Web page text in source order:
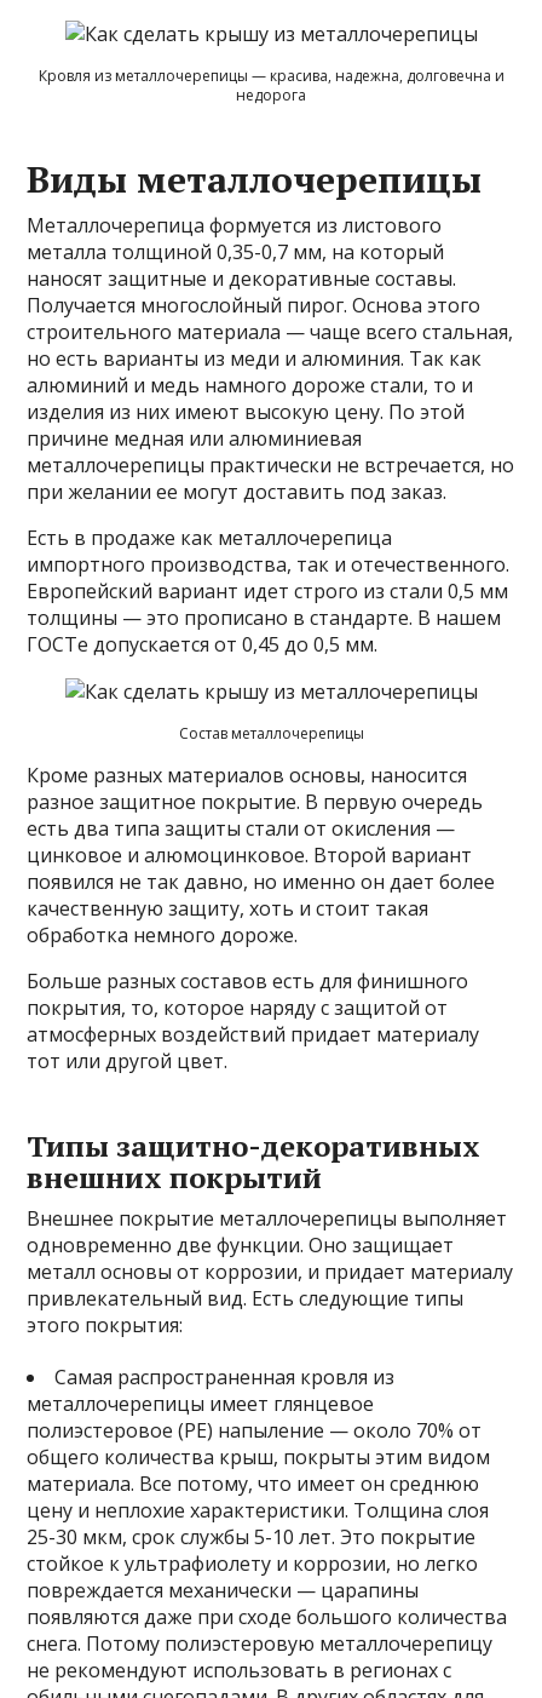
Кровля из металлочерепицы — красива, надежна, долговечна и
недорога
Виды металлочерепицы
Металлочерепица формуется из листового
металла толщиной 0,35-0,7 мм, на который
наносят защитные и декоративные составы.
Получается многослойный пирог. Основа этого
строительного материала — чаще всего стальная,
но есть варианты из меди и алюминия. Так как
алюминий и медь намного дороже стали, то и
изделия из них имеют высокую цену. По этой
причине медная или алюминиевая
металлочерепицы практически не встречается, но
при желании ее могут доставить под заказ.
Есть в продаже как металлочерепица
импортного производства, так и отечественного.
Европейский вариант идет строго из стали 0,5 мм
толщины — это прописано в стандарте. В нашем
ГОСТе допускается от 0,45 до 0,5 мм.
Состав металлочерепицы
Кроме разных материалов основы, наносится
разное защитное покрытие. В первую очередь
есть два типа защиты стали от окисления —
цинковое и алюмоцинковое. Второй вариант
появился не так давно, но именно он дает более
качественную защиту, хоть и стоит такая
обработка немного дороже.
Больше разных составов есть для финишного
покрытия, то, которое наряду с защитой от
атмосферных воздействий придает материалу
тот или другой цвет.
Типы защитно-декоративных
внешних покрытий
Внешнее покрытие металлочерепицы выполняет
одновременно две функции. Оно защищает
металл основы от коррозии, и придает материалу
привлекательный вид. Есть следующие типы
этого покрытия:
Самая распространенная кровля из
металлочерепицы имеет глянцевое
полиэстеровое (PE) напыление — около 70% от
общего количества крыш, покрыты этим видом
материала. Все потому, что имеет он среднюю
цену и неплохие характеристики. Толщина слоя
25-30 мкм, срок службы 5-10 лет. Это покрытие
стойкое к ультрафиолету и коррозии, но легко
повреждается механически — царапины
появляются даже при сходе большого количества
снега. Потому полиэстеровую металлочерепицу
не рекомендуют использовать в регионах с